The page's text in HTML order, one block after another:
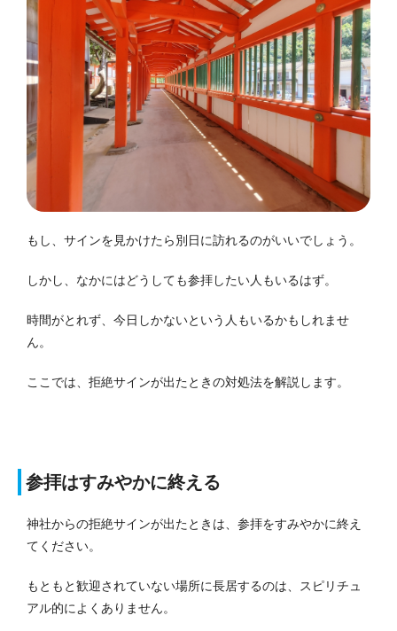
もし、サインを見かけたら別日に訪れるのがいいでしょう。
しかし、なかにはどうしても参拝したい人もいるはず。
時間がとれず、今日しかないという人もいるかもしれませ
ん。
ここでは、拒絶サインが出たときの対処法を解説します。
参拝はすみやかに終える
神社からの拒絶サインが出たときは、参拝をすみやかに終え
てください。
もともと歓迎されていない場所に長居するのは、スピリチュ
アル的によくありません。